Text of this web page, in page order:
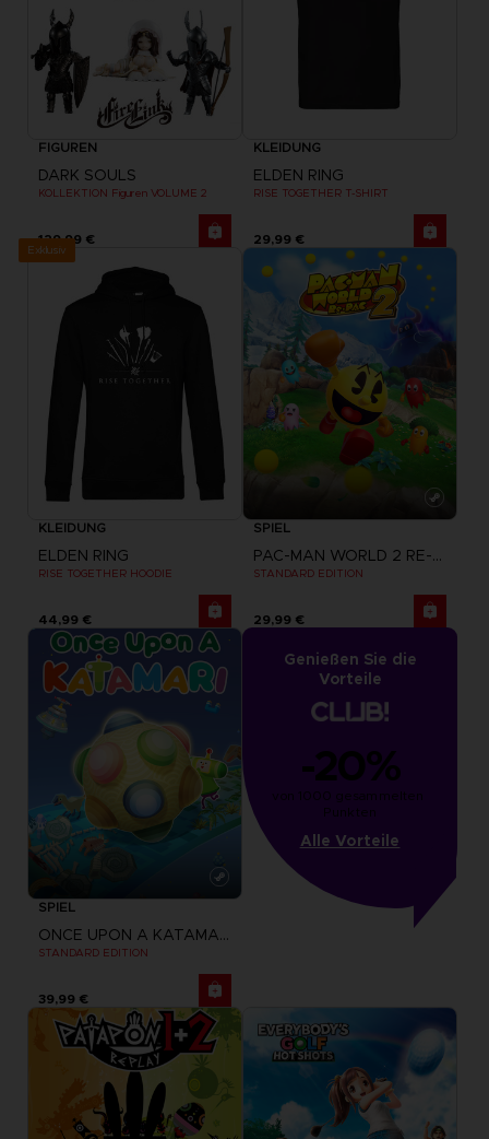
FIGUREN
DARK SOULS
KOLLEKTION Figuren VOLUME 2
129,99 €
KLEIDUNG
ELDEN RING
RISE TOGETHER T-SHIRT
29,99 €
Exklusiv
KLEIDUNG
ELDEN RING
RISE TOGETHER HOODIE
44,99 €
SPIEL
PAC-MAN WORLD 2 RE-PAC
STANDARD EDITION
29,99 €
SPIEL
ONCE UPON A KATAMARI
STANDARD EDITION
39,99 €
Genießen Sie die
Vorteile
-20%
von 1000 gesammelten
Punkten
Alle Vorteile